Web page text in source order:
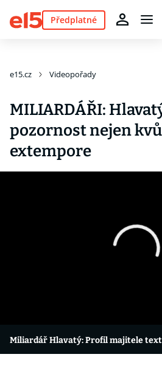
Předplatné
e15.cz Videopořady
MILIARDÁŘI:
pozornost nejen
extempore
Miliardář Hlavatý: Profil majitele